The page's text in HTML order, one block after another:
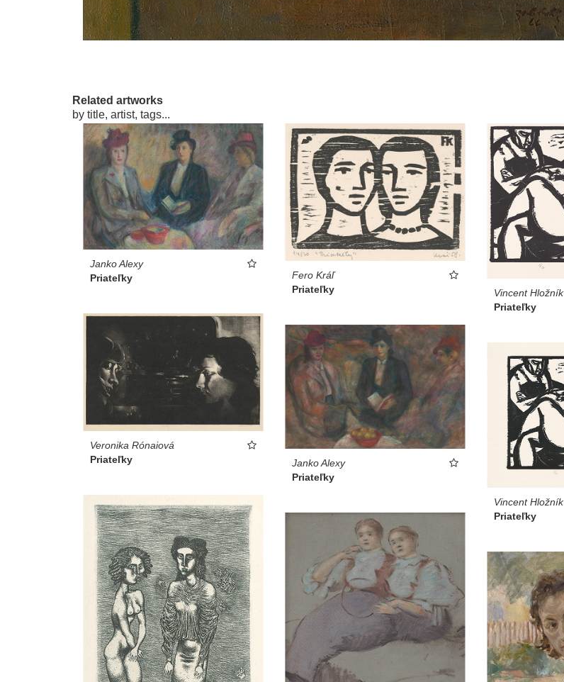
Related artworks
by title, artist, tags...
Janko Alexy
Priateľky
Fero Kráľ
Priateľky
Vincent Hložník
Priateľky
Veronika Rónaiová
Priateľky
Janko Alexy
Priateľky
Vincent Hložník
Priateľky